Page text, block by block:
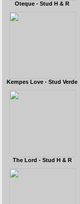
Oteque - Stud H & R
Kempes Love - Stud Verde
The Lord - Stud H & R